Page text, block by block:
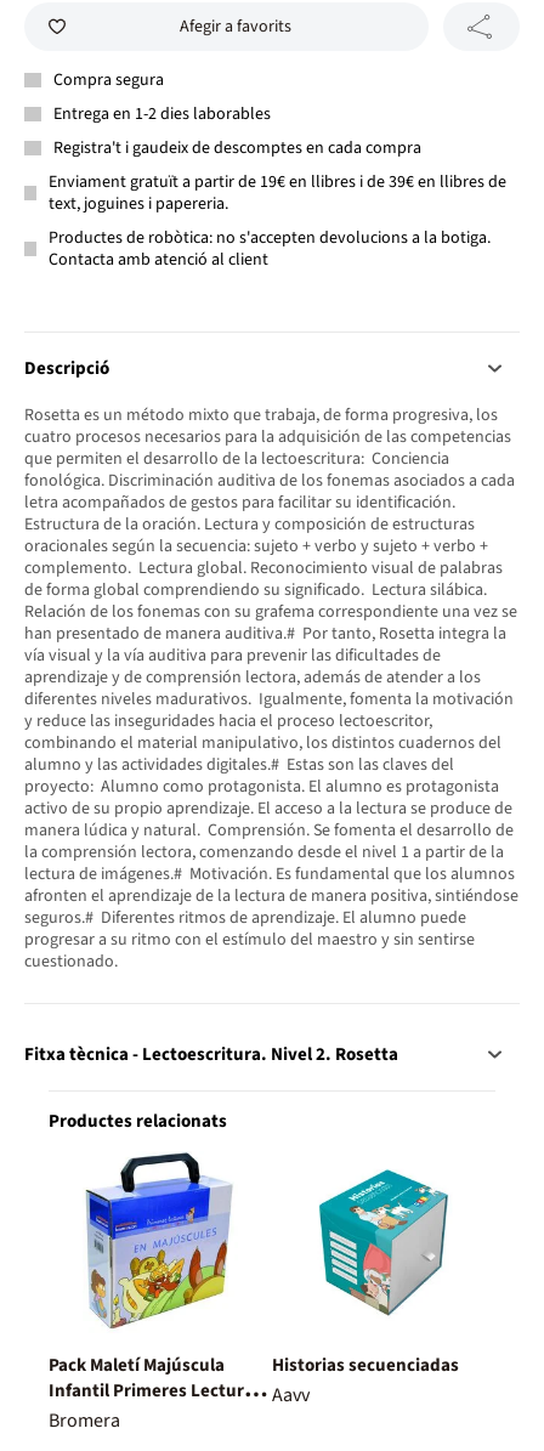
Afegir a favorits
Compra segura
Entrega en 1-2 dies laborables
Registra't i gaudeix de descomptes en cada compra
Enviament gratuït a partir de 19€ en llibres i de 39€ en llibres de
text, joguines i papereria.
Productes de robòtica: no s'accepten devolucions a la botiga.
Contacta amb atenció al client
Descripció
Rosetta es un método mixto que trabaja, de forma progresiva, los
cuatro procesos necesarios para la adquisición de las competencias
que permiten el desarrollo de la lectoescritura: Conciencia
fonológica. Discriminación auditiva de los fonemas asociados a cada
letra acompañados de gestos para facilitar su identificación.
Estructura de la oración. Lectura y composición de estructuras
oracionales según la secuencia: sujeto + verbo y sujeto + verbo +
complemento. Lectura global. Reconocimiento visual de palabras
de forma global comprendiendo su significado. Lectura silábica.
Relación de los fonemas con su grafema correspondiente una vez se
han presentado de manera auditiva.# Por tanto, Rosetta integra la
vía visual y la vía auditiva para prevenir las dificultades de
aprendizaje y de comprensión lectora, además de atender a los
diferentes niveles madurativos. Igualmente, fomenta la motivación
y reduce las inseguridades hacia el proceso lectoescritor,
combinando el material manipulativo, los distintos cuadernos del
alumno y las actividades digitales.# Estas son las claves del
proyecto: Alumno como protagonista. El alumno es protagonista
activo de su propio aprendizaje. El acceso a la lectura se produce de
manera lúdica y natural. Comprensión. Se fomenta el desarrollo de
la comprensión lectora, comenzando desde el nivel 1 a partir de la
lectura de imágenes.# Motivación. Es fundamental que los alumnos
afronten el aprendizaje de la lectura de manera positiva, sintiéndose
seguros.# Diferentes ritmos de aprendizaje. El alumno puede
progresar a su ritmo con el estímulo del maestro y sin sentirse
cuestionado.
Fitxa tècnica - Lectoescritura. Nivel 2. Rosetta
Productes relacionats
Pack Maletí Majúscula
Infantil Primeres Lectures
De Micalet
Bromera
Historias secuenciadas
Aavv